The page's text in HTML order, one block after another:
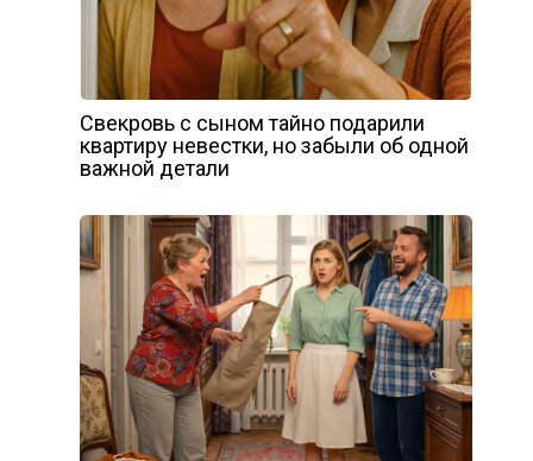
Свекровь с сыном тайно подарили
квартиру невестки, но забыли об одной
важной детали